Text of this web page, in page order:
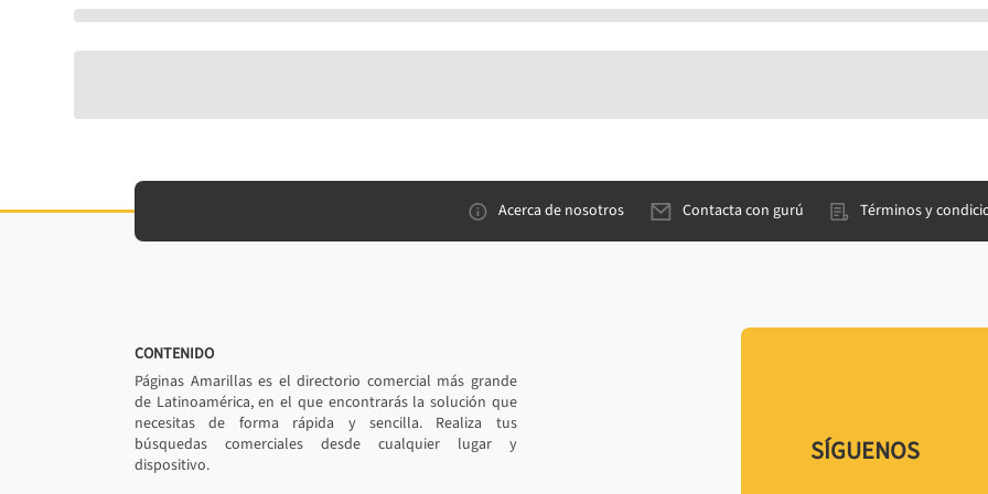
Acerca de nosotros Contacta con gurú Términos y
CONTENIDO
Páginas Amarillas es el directorio comercial más grande
de Latinoamérica, en el que encontrarás la solución que
necesitas de forma rápida y sencilla. Realiza tus
búsquedas comerciales desde cualquier lugar y
dispositivo.
SÍGUENOS